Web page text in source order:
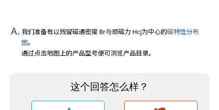
我们准备有以残留磁通密度 Br与顽磁力 Hcj为中心的磁特性分布
图。
通过点击地图上的产品型号便可浏览产品目录。